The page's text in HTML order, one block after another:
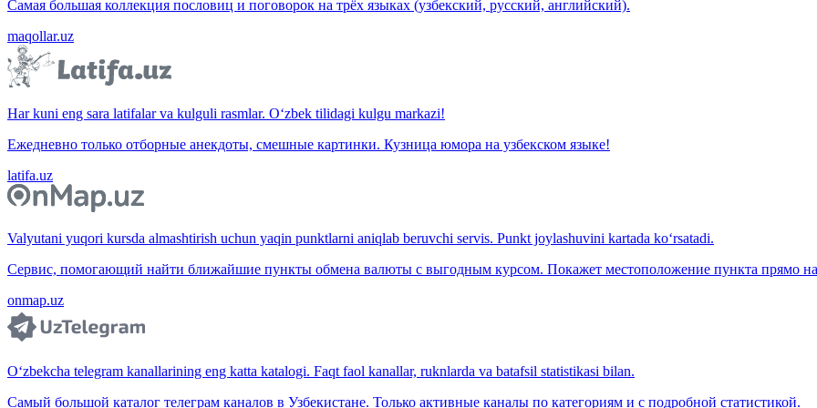
Самая большая коллекция пословиц и поговорок на трёх языках (узбекский, русский, английский).
maqollar.uz
Har kuni eng sara latifalar va kulguli rasmlar. O‘zbek tilidagi kulgu markazi!
Ежедневно только отборные анекдоты, смешные картинки. Кузница юмора на узбекском языке!
latifa.uz
Valyutani yuqori kursda almashtirish uchun yaqin punktlarni aniqlab beruvchi servis. Punkt joylashuvini kartada ko‘rsatadi.
Сервис, помогающий найти ближайшие пункты обмена валюты с выгодным курсом. Покажет местоположение пункта прямо на
onmap.uz
O‘zbekcha telegram kanallarining eng katta katalogi. Faqt faol kanallar, ruknlarda va batafsil statistikasi bilan.
Самый большой каталог телеграм каналов в Узбекистане. Только активные каналы по категориям и с подробной статистикой.